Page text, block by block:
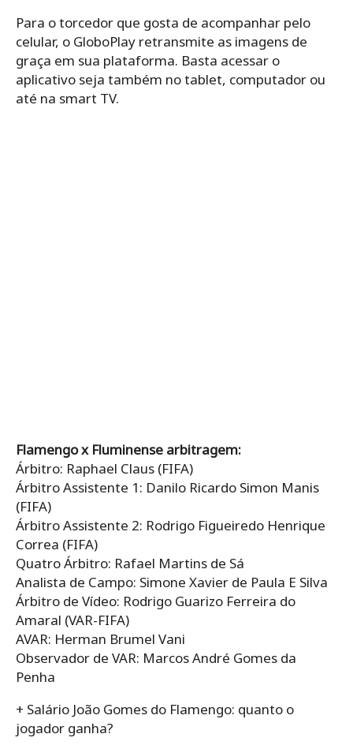
Para o torcedor que gosta de acompanhar pelo
celular, o GloboPlay retransmite as imagens de
graça em sua plataforma. Basta acessar o
aplicativo seja também no tablet, computador ou
até na smart TV.
Flamengo x Fluminense arbitragem:
Árbitro: Raphael Claus (FIFA)
Árbitro Assistente 1: Danilo Ricardo Simon Manis
(FIFA)
Árbitro Assistente 2: Rodrigo Figueiredo Henrique
Correa (FIFA)
Quatro Árbitro: Rafael Martins de Sá
Analista de Campo: Simone Xavier de Paula E Silva
Árbitro de Vídeo: Rodrigo Guarizo Ferreira do
Amaral (VAR-FIFA)
AVAR: Herman Brumel Vani
Observador de VAR: Marcos André Gomes da
Penha
+ Salário João Gomes do Flamengo: quanto o
jogador ganha?